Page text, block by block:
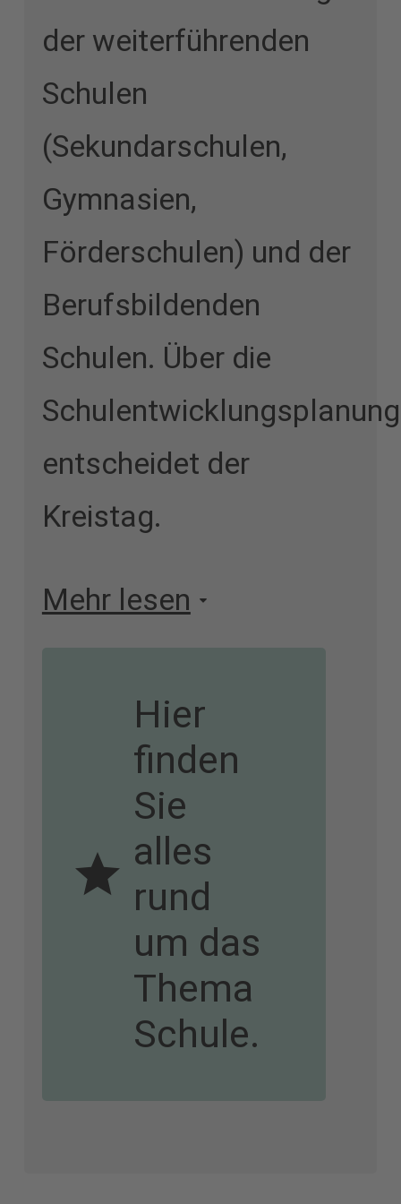
Bildungslandschaft.
der weiterführenden
Schulen
(Sekundarschulen,
Gymnasien,
Förderschulen) und der
Berufsbildenden
Schulen. Über die
Schulentwicklungsplanung
entscheidet der
Kreistag.
Mehr lesen
Hier
finden
Sie
alles
rund
um das
Thema
Schule.